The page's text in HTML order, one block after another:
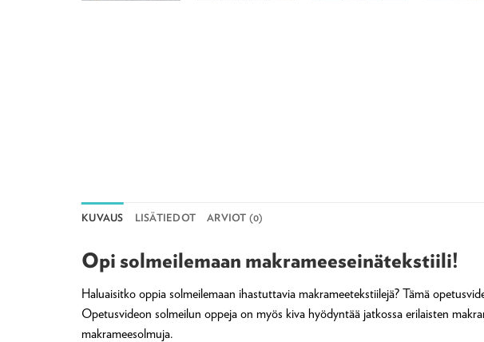
KUVAUS LISÄTIEDOT ARVIOT (0)
Opi solmeilemaan makrameeseinätekstiili!
Haluaisitko oppia solmeilemaan ihastuttavia makrameetekstiilejä? Tämä
Opetusvideon solmeilun oppeja on myös kiva hyödyntää jatkossa erilaisten
makrameesolmuja.